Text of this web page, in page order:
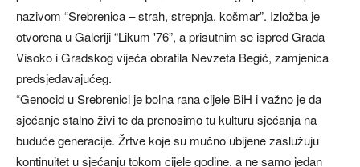
nazivom “Srebrenica – strah, strepnja, košmar”. Izložba je
otvorena u Galeriji “Likum '76”, a prisutnim se ispred Grada
Visoko i Gradskog vijeća obratila Nevzeta Begić, zamjenica
predsjedavajućeg.
“Genocid u Srebrenici je bolna rana cijele BiH i važno je da
sjećanje stalno živi te da prenosimo tu kulturu sjećanja na
buduće generacije. Žrtve koje su mučno ubijene zaslužuju
kontinuitet u sjećanju tokom cijele godine, a ne samo jedan